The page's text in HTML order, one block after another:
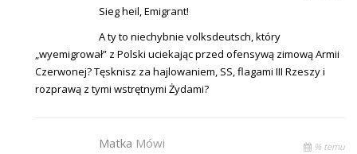
Sieg heil, Emigrant!
A ty to niechybnie volksdeutsch, który
„wyemigrował” z Polski uciekając przed ofensywą zimową Armii
Czerwonej? Tęsknisz za hajlowaniem, SS, flagami III Rzeszy i
rozprawą z tymi wstrętnymi Żydami?
Matka Mówi % temu